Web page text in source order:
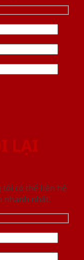
LẠI
có thể liên hệ
nhanh nhất.